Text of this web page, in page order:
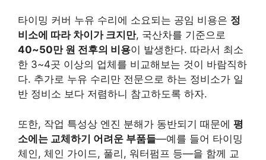
타이밍 커버 누유 수리에 소요되는 공임 비용은 정
비소에 따라 차이가 크지만, 국산차를 기준으로
40~50만 원 전후의 비용이 발생한다. 따라서 최소
한 3~4곳 이상의 업체를 비교해보는 것이 바람직하
다. 추가로 누유 수리만 전문으로 하는 정비소가 일
반 정비소 보다 저렴하니 참고하도록 하자.
또한, 작업 특성상 엔진 분해가 동반되기 때문에 평
소에는 교체하기 어려운 부품들—예를 들어 타이밍
체인, 체인 가이드, 풀리, 워터펌프 등—을 함께 교